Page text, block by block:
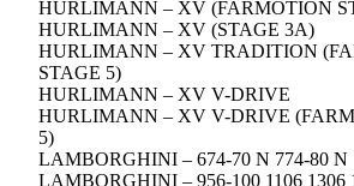
HURLIMANN – XV (FARMOTION
HURLIMANN – XV (STAGE 3A)
HURLIMANN – XV TRADITION
STAGE 5)
HURLIMANN – XV V-DRIVE
HURLIMANN – XV V-DRIVE
5)
LAMBORGHINI – 674-70 N 774-80 N
LAMBORGHINI – 956-100 1106 1306